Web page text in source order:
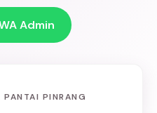
Admin
PANTAI PINRANG